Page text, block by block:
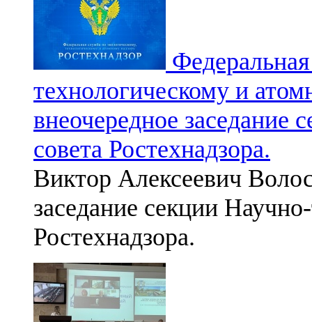
технологическому и
внеочередное заседание
совета Ростехнадзора.
Виктор Алексеевич
заседание секции
Ростехнадзора.